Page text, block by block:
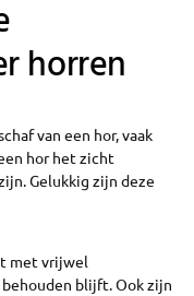
horren
van een hor, vaak
hor het zicht
Gelukkig zijn deze
met vrijwel
blijft. Ook zijn